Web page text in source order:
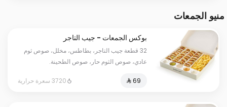
منيو الجمعات
بوكس الجمعات - جيب التاجر
32 قطعة جيب التاجر، بطاطس، مخلل، صوص ثوم
عادي، صوص الثوم حار، صوص الطحينة.
3720 سعرة حرارية